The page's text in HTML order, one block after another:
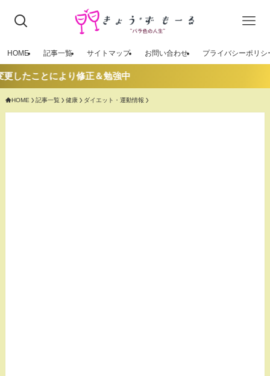
HOME 記事一覧 サイトマップ お問い合わせ プライバシーポリシ
り修正＆勉強中
HOME 記事一覧 健康 ダイエット・運動情報